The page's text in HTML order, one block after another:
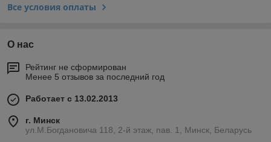
Все условия оплаты
О нас
Рейтинг не сформирован
Менее 5 отзывов за последний год
Работает с 13.02.2013
г. Минск
ул.М.Богдановича 118, 2-й этаж, пав. 1, Минск, Беларусь